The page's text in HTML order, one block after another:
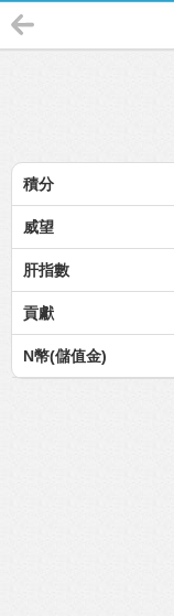
積分
威望
肝指數
貢獻
N幣(儲值金)